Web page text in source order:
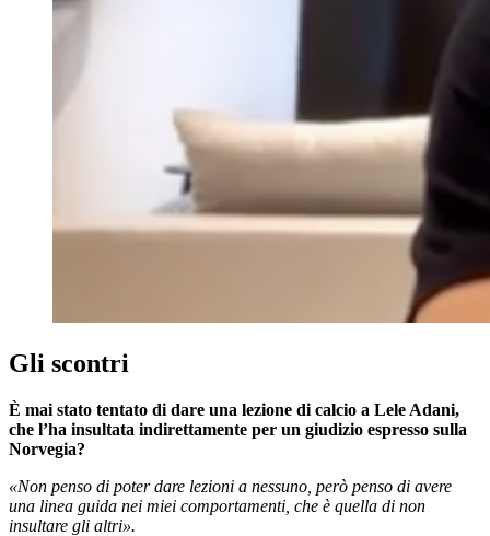
Gli scontri
È mai stato tentato di dare una lezione di calcio a Lele Adani,
che l’ha insultata indirettamente per un giudizio espresso sulla
Norvegia?
«Non penso di poter dare lezioni a nessuno, però penso di avere
una linea guida nei miei comportamenti, che è quella di non
insultare gli altri».